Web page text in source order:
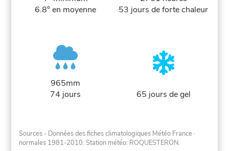
6.8° en moyenne
53 jours de forte chaleur
965mm
74 jours
65 jours de gel
Sources - Données des fiches climatologiques Météo France ·
normales 1981-2010. Station météo: ROQUESTERON.